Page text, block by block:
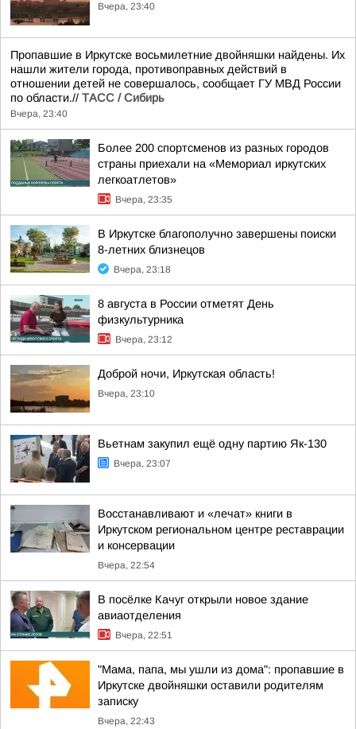
Вчера, 23:40
Пропавшие в Иркутске восьмилетние двойняшки найдены. Их
нашли жители города, противоправных действий в
отношении детей не совершалось, сообщает ГУ МВД России
по области.// ТАСС / Сибирь
Вчера, 23:40
Более 200 спортсменов из разных городов
страны приехали на «Мемориал иркутских
легкоатлетов»
Вчера, 23:35
В Иркутске благополучно завершены поиски
8-летних близнецов
Вчера, 23:18
8 августа в России отметят День
физкультурника
Вчера, 23:12
Доброй ночи, Иркутская область!
Вчера, 23:10
Вьетнам закупил ещё одну партию Як-130
Вчера, 23:07
Восстанавливают и «лечат» книги в
Иркутском региональном центре реставрации
и консервации
Вчера, 22:54
В посёлке Качуг открыли новое здание
авиаотделения
Вчера, 22:51
"Мама, папа, мы ушли из дома": пропавшие в
Иркутске двойняшки оставили родителям
записку
Вчера, 22:43